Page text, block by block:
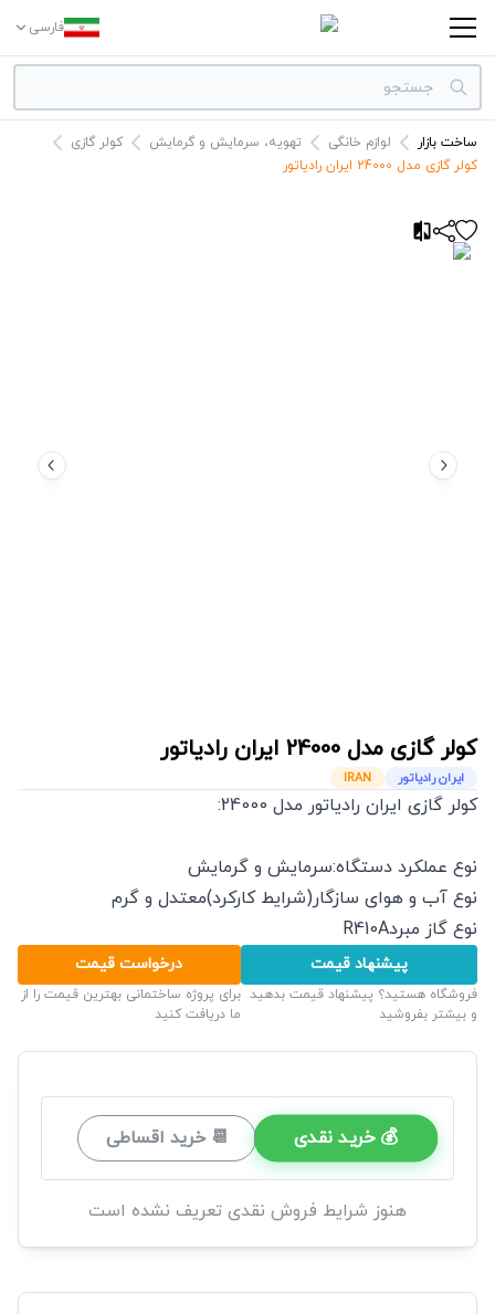
فارسی
دسته بندی‌ها
برندها
ساخت بازار لوازم خانگی تهویه، سرمایش و گرمایش
کولر گازی
کولر گازی مدل 24000 ایران رادیاتور
کولر گازی مدل 24000 ایران رادیاتور
ایران رادیاتور IRAN
کولر گازی ایران رادیاتور مدل 24000:
نوع عملکرد دستگاه:سرمایش و گرمایش
نوع آب و هوای سازگار(شرایط کارکرد)معتدل و گرم
نوع گاز مبردR410A
پیشنهاد قیمت
فروشگاه هستید؟ پیشنهاد قیمت بدهید
و بیشتر بفروشید
درخواست قیمت
برای پروژه ساختمانی بهترین قیمت را از
ما دریافت کنید
💰 خرید نقدی 📆 خرید اقساطی
هنوز شرایط فروش نقدی تعریف نشده است